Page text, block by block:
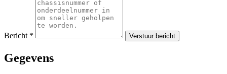
Bericht * Verstuur bericht
Gegevens